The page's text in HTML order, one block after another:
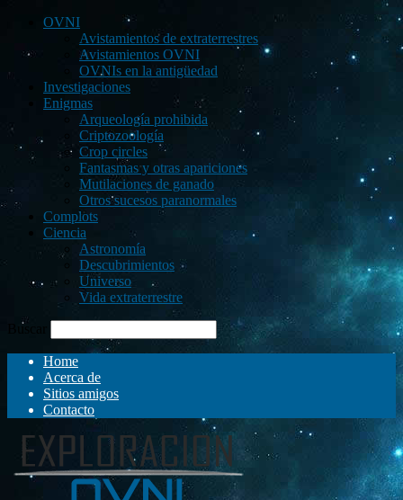
OVNI
Avistamientos de extraterrestres
Avistamientos OVNI
OVNIs en la antigüedad
Investigaciones
Enigmas
Arqueología prohibida
Criptozoología
Crop circles
Fantasmas y otras apariciones
Mutilaciones de ganado
Otros sucesos paranormales
Complots
Ciencia
Astronomía
Descubrimientos
Universo
Vida extraterrestre
Buscar
Home
Acerca de
Sitios amigos
Contacto